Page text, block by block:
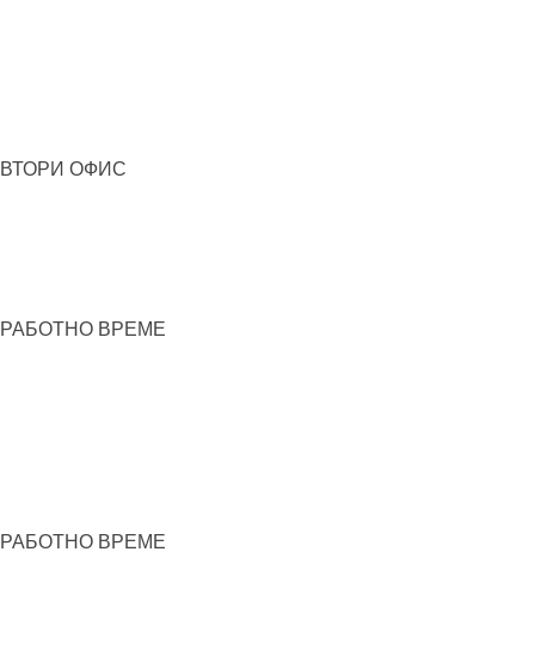
ВТОРИ ОФИС
РАБОТНО ВРЕМЕ
РАБОТНО ВРЕМЕ